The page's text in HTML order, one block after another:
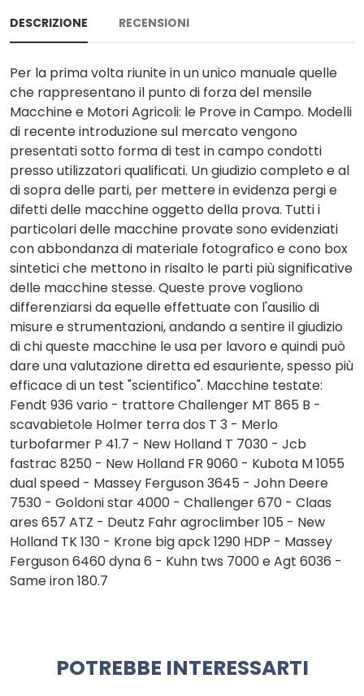
DESCRIZIONE RECENSIONI
Per la prima volta riunite in un unico manuale quelle
che rappresentano il punto di forza del mensile
Macchine e Motori Agricoli: le Prove in Campo. Modelli
di recente introduzione sul mercato vengono
presentati sotto forma di test in campo condotti
presso utilizzatori qualificati. Un giudizio completo e al
di sopra delle parti, per mettere in evidenza pergi e
difetti delle macchine oggetto della prova. Tutti i
particolari delle macchine provate sono evidenziati
con abbondanza di materiale fotografico e cono box
sintetici che mettono in risalto le parti più significative
delle macchine stesse. Queste prove vogliono
differenziarsi da equelle effettuate con l'ausilio di
misure e strumentazioni, andando a sentire il giudizio
di chi queste macchine le usa per lavoro e quindi può
dare una valutazione diretta ed esauriente, spesso più
efficace di un test "scientifico". Macchine testate:
Fendt 936 vario - trattore Challenger MT 865 B -
scavabietole Holmer terra dos T 3 - Merlo
turbofarmer P 41.7 - New Holland T 7030 - Jcb
fastrac 8250 - New Holland FR 9060 - Kubota M 1055
dual speed - Massey Ferguson 3645 - John Deere
7530 - Goldoni star 4000 - Challenger 670 - Claas
ares 657 ATZ - Deutz Fahr agroclimber 105 - New
Holland TK 130 - Krone big apck 1290 HDP - Massey
Ferguson 6460 dyna 6 - Kuhn tws 7000 e Agt 6036 -
Same iron 180.7
POTREBBE INTERESSARTI